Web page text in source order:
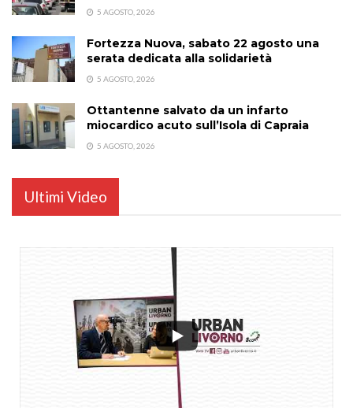
5 AGOSTO, 2026
Fortezza Nuova, sabato 22 agosto una
serata dedicata alla solidarietà
5 AGOSTO, 2026
Ottantenne salvato da un infarto
miocardico acuto sull’Isola di Capraia
5 AGOSTO, 2026
Ultimi Video